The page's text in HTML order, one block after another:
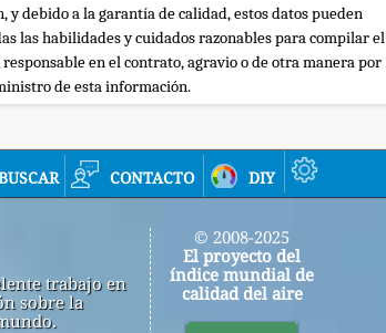
y debido a la garantía de calidad, estos datos pueden
las habilidades y cuidados razonables para compilar el
en el contrato, agravio o de otra manera por
de esta información.
contacto diy
trabajo en
sobre la
© 2008-2025
El proyecto del
índice mundial de
calidad del aire